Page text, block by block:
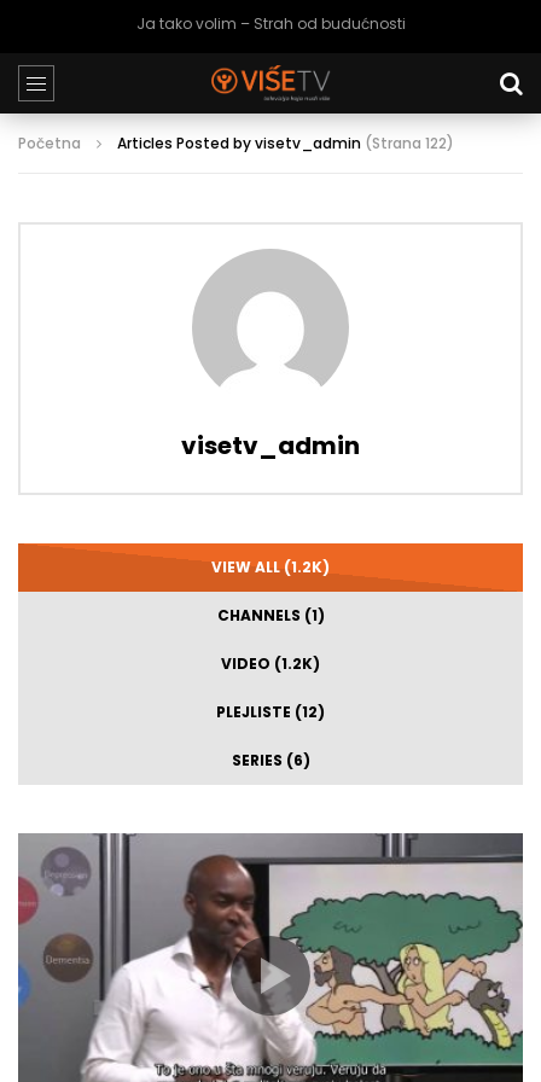
Ja tako volim – Strah od budućnosti
Početna Articles Posted by visetv_admin (Strana 122)
visetv_admin
VIEW ALL (1.2K)
CHANNELS (1)
VIDEO (1.2K)
PLEJLISTE (12)
SERIES (6)